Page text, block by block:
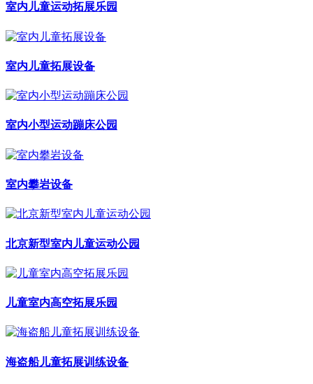
室内儿童运动拓展乐园
室内儿童拓展设备
室内小型运动蹦床公园
室内攀岩设备
北京新型室内儿童运动公园
儿童室内高空拓展乐园
海盗船儿童拓展训练设备